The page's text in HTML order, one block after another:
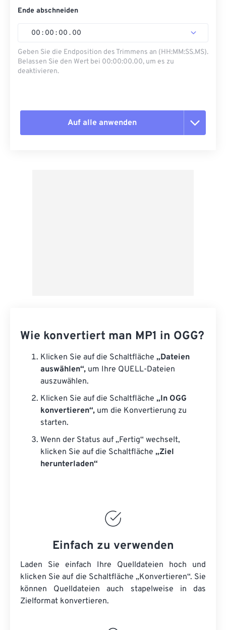
Ende abschneiden
00 : 00 : 00 . 00
Geben Sie die Endposition des Trimmens an (HH:MM:SS.MS).
Belassen Sie den Wert bei 00:00:00.00, um es zu
deaktivieren.
Auf alle anwenden
Wie konvertiert man MP1 in OGG?
Klicken Sie auf die Schaltfläche „Dateien
auswählen“, um Ihre QUELL-Dateien
auszuwählen.
Klicken Sie auf die Schaltfläche „In OGG
konvertieren“, um die Konvertierung zu
starten.
Wenn der Status auf „Fertig“ wechselt,
klicken Sie auf die Schaltfläche „Ziel
herunterladen“
Einfach zu verwenden
Laden Sie einfach Ihre Quelldateien hoch und
klicken Sie auf die Schaltfläche „Konvertieren“. Sie
können Quelldateien auch stapelweise in das
Zielformat konvertieren.